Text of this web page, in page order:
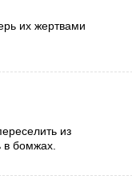
их жертвами
из
в бомжах.